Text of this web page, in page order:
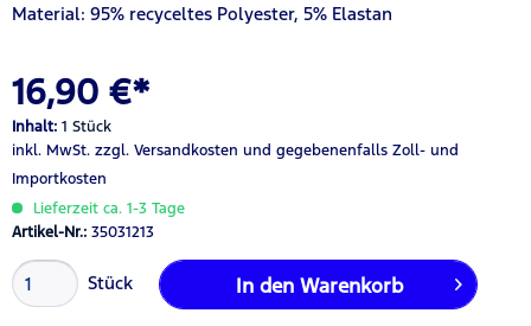
Material: 95% recyceltes Polyester, 5% Elastan
16,90 €*
Inhalt: 1 Stück
inkl. MwSt. zzgl. Versandkosten und gegebenenfalls Zoll- und
Importkosten
Lieferzeit ca. 1-3 Tage
Artikel-Nr.: 35031213
Stück In den Warenkorb